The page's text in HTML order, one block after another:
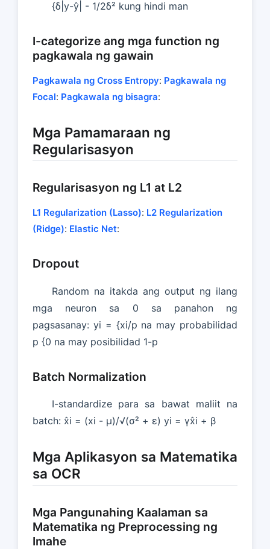
{δ|y-ŷ| - 1/2δ² kung hindi man
I-categorize ang mga function ng
pagkawala ng gawain
Pagkawala ng Cross Entropy: Pagkawala ng
Focal: Pagkawala ng bisagra:
Mga Pamamaraan ng
Regularisasyon
Regularisasyon ng L1 at L2
L1 Regularization (Lasso): L2 Regularization
(Ridge): Elastic Net:
Dropout
Random na itakda ang output ng ilang
mga neuron sa 0 sa panahon ng
pagsasanay: yi = {xi/p na may probabilidad
p {0 na may posibilidad 1-p
Batch Normalization
I-standardize para sa bawat maliit na
batch: x̂i = (xi - μ)/√(σ² + ε) yi = γx̂i + β
Mga Aplikasyon sa Matematika
sa OCR
Mga Pangunahing Kaalaman sa
Matematika ng Preprocessing ng
Imahe